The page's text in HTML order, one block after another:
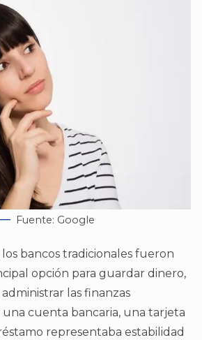
Fuente: Google
bancos tradicionales fueron
opción para guardar dinero,
las finanzas
una cuenta bancaria, una tarjeta
representaba estabilidad